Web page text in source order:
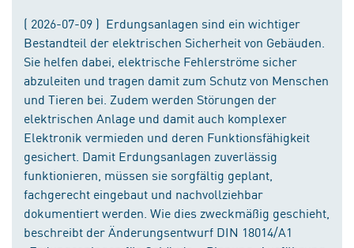
( 2026-07-09 ) Erdungsanlagen sind ein wichtiger
Bestandteil der elektrischen Sicherheit von Gebäuden.
Sie helfen dabei, elektrische Fehlerströme sicher
abzuleiten und tragen damit zum Schutz von Menschen
und Tieren bei. Zudem werden Störungen der
elektrischen Anlage und damit auch komplexer
Elektronik vermieden und deren Funktionsfähigkeit
gesichert. Damit Erdungsanlagen zuverlässig
funktionieren, müssen sie sorgfältig geplant,
fachgerecht eingebaut und nachvollziehbar
dokumentiert werden. Wie dies zweckmäßig geschieht,
beschreibt der Änderungsentwurf DIN 18014/A1